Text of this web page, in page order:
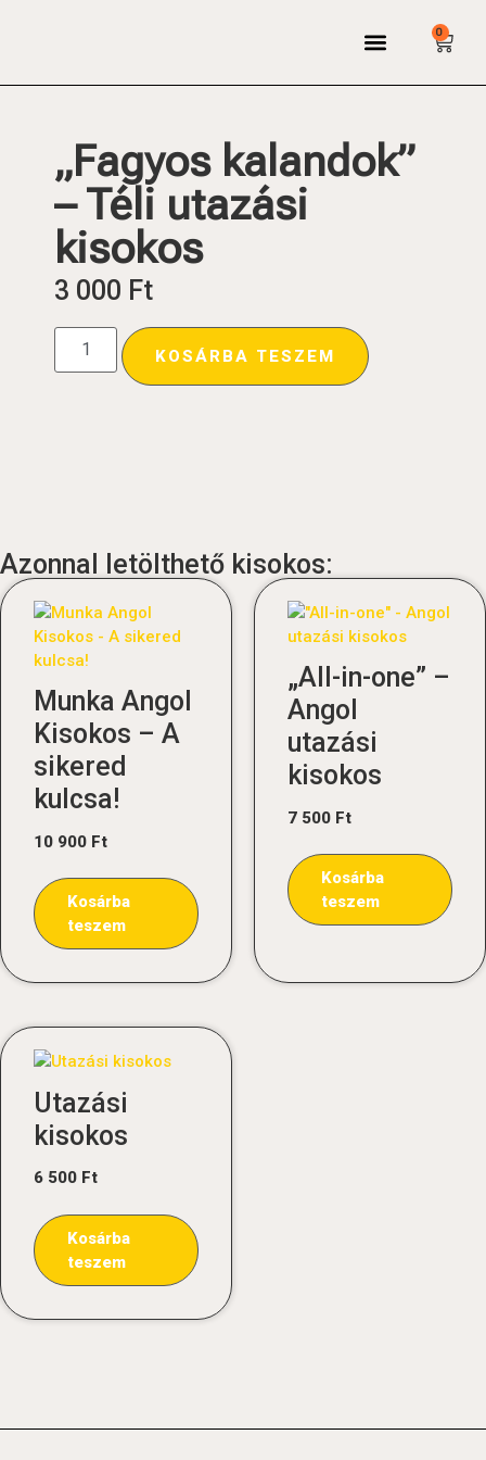
0
„Fagyos kalandok”
– Téli utazási
kisokos
3 000 Ft
KOSÁRBA TESZEM
Azonnal letölthető kisokos:
Munka Angol
Kisokos – A
sikered
kulcsa!
10 900 Ft
Kosárba
teszem
„All-in-one” –
Angol
utazási
kisokos
7 500 Ft
Kosárba
teszem
Utazási
kisokos
6 500 Ft
Kosárba
teszem